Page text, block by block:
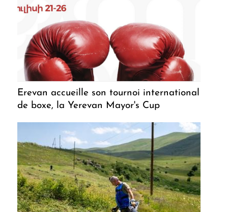
Erevan accueille son tournoi international
de boxe, la Yerevan Mayor's Cup